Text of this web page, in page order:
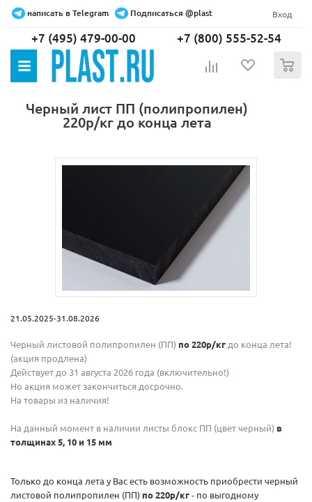
написать в Telegram Подписаться @plast Вход
+7 (495) 479-00-00 +7 (800) 555-52-54
Черный лист ПП (полипропилен)
220р/кг до конца лета
21.05.2025-31.08.2026
Черный листовой полипропилен (ПП) по 220р/кг до конца лета!
(акция продлена)
Действует до 31 августа 2026 года (включительно!)
Но акция может закончиться досрочно.
На товары из наличия!
На данный момент в наличии листы блокс ПП (цвет черный) в
толщинах 5, 10 и 15 мм
Только до конца лета у Вас есть возможность приобрести черный
листовой полипропилен (ПП) по 220р/кг- по выгодному